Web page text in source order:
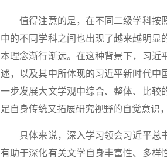
值得注意的是，在不同二级学科按
中的不同学科之间也出现了越来越明显
本理念渐行渐远。在这种背景下，习近
述，以及其中所体现的习近平新时代中
一步发展大文学观中综合、整体、比较
足自身传统又拓展研究视野的自觉意识
具体来说，深入学习领会习近平总
有助于深化有关文学自身丰富性、多样